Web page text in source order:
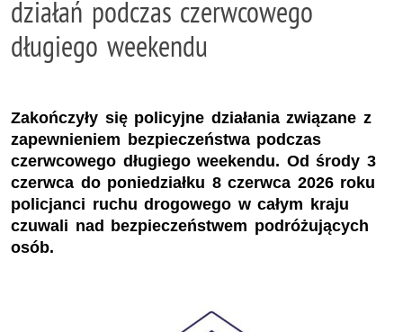
działań podczas czerwcowego
długiego weekendu
Zakończyły się policyjne działania związane z
zapewnieniem bezpieczeństwa podczas
czerwcowego długiego weekendu. Od środy 3
czerwca do poniedziałku 8 czerwca 2026 roku
policjanci ruchu drogowego w całym kraju
czuwali nad bezpieczeństwem podróżujących
osób.